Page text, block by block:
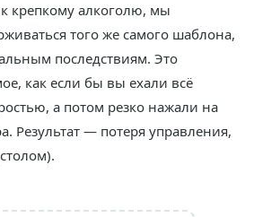
крепкому алкоголю, мы
того же самого шаблона,
последствиям. Это
как если бы вы ехали всё
а потом резко нажали на
Результат — потеря управления,